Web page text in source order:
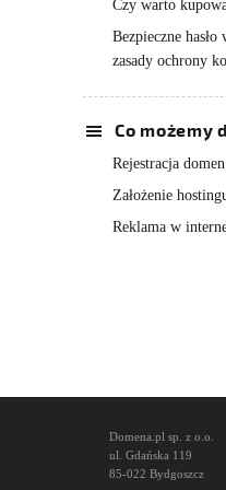
Czy warto
Bezpieczne
zasady ochrony
Co możemy
Rejestracja domen
Założenie
Reklama w
Domena.pl sp. z o.o.
ul. Gdańska 119
85-022 Bydgoszcz